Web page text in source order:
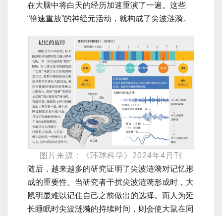
在大脑中将白天的经历加速重演了一遍。这些
“倍速重放”的神经元活动，就构成了尖波涟漪。
图片来源：《环球科学》2024年4月刊
随后，越来越多的研究证明了尖波涟漪对记忆形
成的重要性。当研究者干扰尖波涟漪形成时，大
鼠明显难以记住自己之前做出的选择。而人为延
长睡眠时尖波涟漪的持续时间，则会使大鼠在同